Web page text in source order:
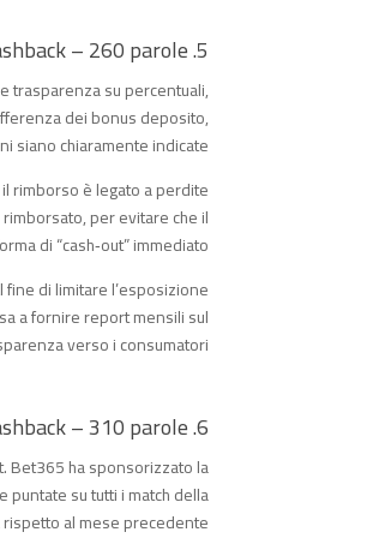
5. Regolamentazione italiana e il ruolo del cashback – 260 parole
trasparenza su percentuali,
dei bonus deposito,
siano chiaramente indicate.
rimborso è legato a perdite
per evitare che il
di “cash‑out” immediato.
di limitare l’esposizione
a fornire report mensili sul
verso i consumatori.
6. Strategie di marketing basate sul cashback – 310 parole
Bet365 ha sponsorizzato la
puntate su tutti i match della
al mese precedente.